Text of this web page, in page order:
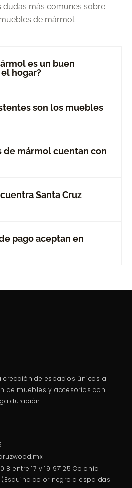
dudas más comunes sobre
de mármol.
es un buen
hogar?
son los muebles
de mármol cuentan con
Santa Cruz
pago aceptan en
creación de espacios únicos a
de muebles y accesorios con
duración.
B entre 17 y 19 97125 Colonia
(Esquina color negro a espaldas